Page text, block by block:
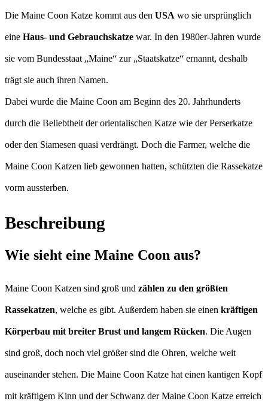
Die Maine Coon Katze kommt aus den USA wo sie ursprünglich
eine Haus- und Gebrauchskatze war. In den 1980er-Jahren wurde
sie vom Bundesstaat „Maine“ zur „Staatskatze“ ernannt, deshalb
trägt sie auch ihren Namen.
Dabei wurde die Maine Coon am Beginn des 20. Jahrhunderts
durch die Beliebtheit der orientalischen Katze wie der Perserkatze
oder den Siamesen quasi verdrängt. Doch die Farmer, welche die
Maine Coon Katzen lieb gewonnen hatten, schützten die Rassekatze
vorm aussterben.
Beschreibung
Wie sieht eine Maine Coon aus?
Maine Coon Katzen sind groß und zählen zu den größten
Rassekatzen, welche es gibt. Außerdem haben sie einen kräftigen
Körperbau mit breiter Brust und langem Rücken. Die Augen
sind groß, doch noch viel größer sind die Ohren, welche weit
auseinander stehen. Die Maine Coon Katze hat einen kantigen Kopf
mit kräftigem Kinn und der Schwanz der Maine Coon Katze erreich